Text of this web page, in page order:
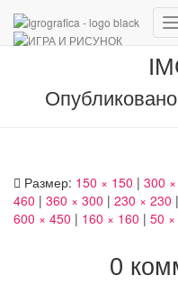
Опубликовано
Размер: 150 × 150 | 300
460 | 360 × 300 | 230 × 230 |
600 × 450 | 160 × 160 | 50 ×
0